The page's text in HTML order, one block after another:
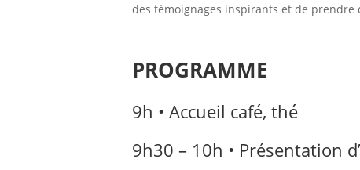
des témoignages inspirants et de prendre
PROGRAMME
9h • Accueil café, thé
9h30 – 10h • Présentation